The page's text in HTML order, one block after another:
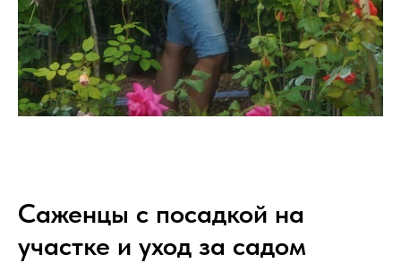
Саженцы с посадкой на
участке и уход за садом